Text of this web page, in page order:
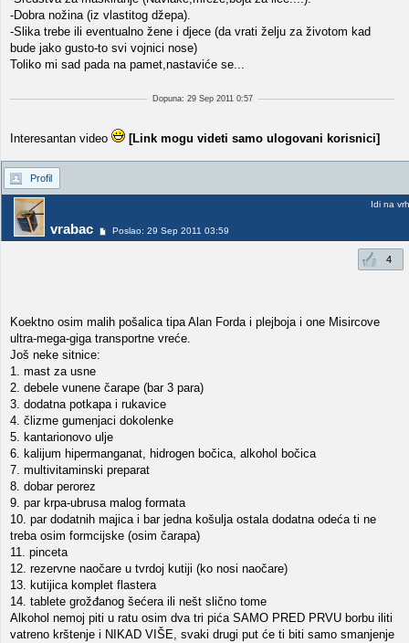
-Dobra nožina (iz vlastitog džepa).
-Slika trebe ili eventualno žene i djece (da vrati želju za životom kad
bude jako gusto-to svi vojnici nose)
Toliko mi sad pada na pamet,nastaviće se...
Dopuna: 29 Sep 2011 0:57
Interesantan video [Link mogu videti samo ulogovani korisnici]
Profil
vrabac Poslao: 29 Sep 2011 03:59
Idi na vrh
4
Koektno osim malih pošalica tipa Alan Forda i plejboja i one Misircove
ultra-mega-giga transportne vreće.
Još neke sitnice:
1. mast za usne
2. debele vunene čarape (bar 3 para)
3. dodatna potkapa i rukavice
4. člizme gumenjaci dokolenke
5. kantarionovo ulje
6. kalijum hipermanganat, hidrogen bočica, alkohol bočica
7. multivitaminski preparat
8. dobar perorez
9. par krpa-ubrusa malog formata
10. par dodatnih majica i bar jedna košulja ostala dodatna odeća ti ne
treba osim formcijske (osim čarapa)
11. pinceta
12. rezervne naočare u tvrdoj kutiji (ko nosi naočare)
13. kutijica komplet flastera
14. tablete grožđanog šećera ili nešt slično tome
Alkohol nemoj piti u ratu osim dva tri pića SAMO PRED PRVU borbu iliti
vatreno krštenje i NIKAD VIŠE, svaki drugi put će ti biti samo smanjenje